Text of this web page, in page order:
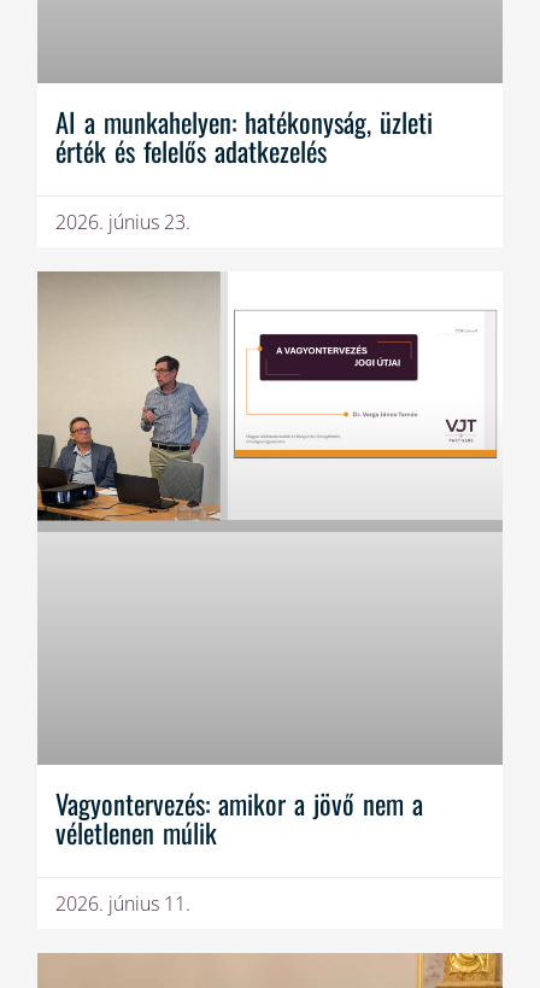
AI a munkahelyen: hatékonyság, üzleti
érték és felelős adatkezelés
2026. június 23.
Vagyontervezés: amikor a jövő nem a
véletlenen múlik
2026. június 11.